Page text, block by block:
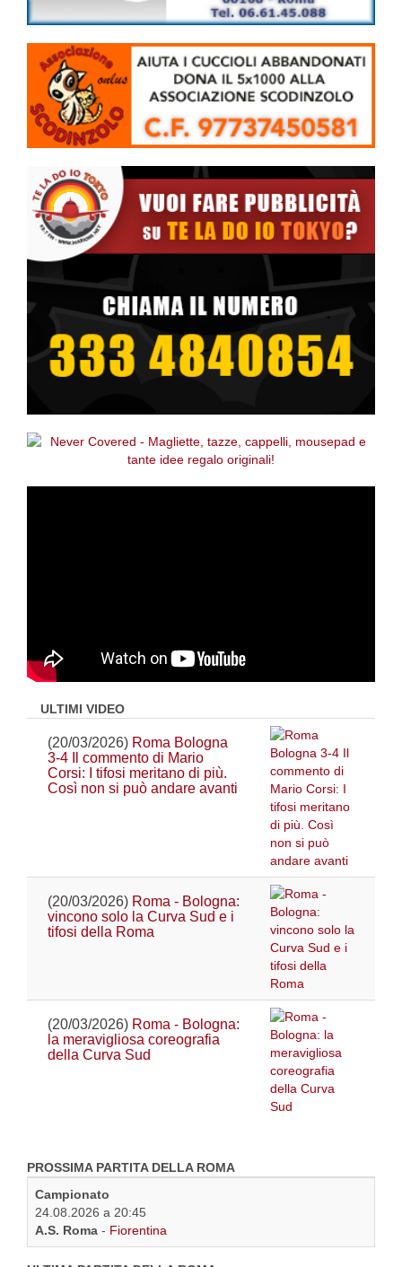
ULTIMI VIDEO
(20/03/2026) Roma Bologna
3-4 Il commento di Mario
Corsi: I tifosi meritano di più.
Così non si può andare avanti
(20/03/2026) Roma - Bologna:
vincono solo la Curva Sud e i
tifosi della Roma
(20/03/2026) Roma - Bologna:
la meravigliosa coreografia
della Curva Sud
PROSSIMA PARTITA DELLA ROMA
Campionato
24.08.2026 a 20:45
A.S. Roma - Fiorentina